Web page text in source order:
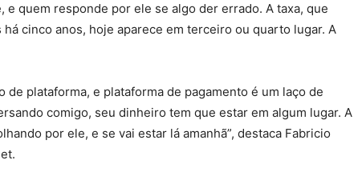
quem responde por ele se algo der errado. A taxa, que
cinco anos, hoje aparece em terceiro ou quarto lugar. A
de plataforma, e plataforma de pagamento é um laço de
comigo, seu dinheiro tem que estar em algum lugar. A
por ele, e se vai estar lá amanhã”, destaca Fabricio